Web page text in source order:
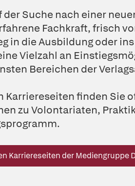
der Suche nach einer
Fachkraft, frisch
in die Ausbildung oder
Vielzahl an
Bereichen der
Karriereseiten finden Sie
zu Volontariaten,
Karriereseiten der Mediengruppe